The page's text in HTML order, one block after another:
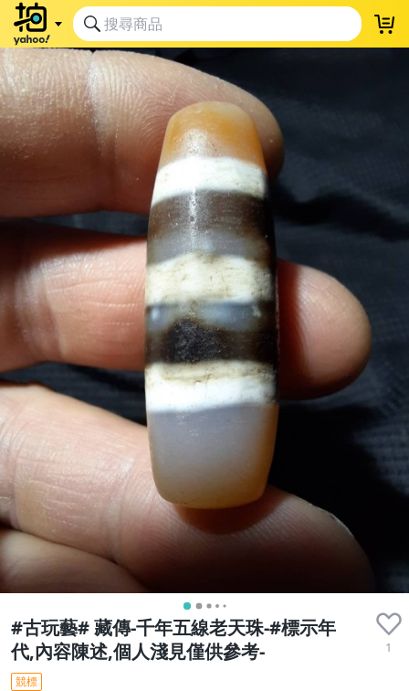
#古玩藝# 藏傳-千年五線老天珠-#標示年
代,內容陳述,個人淺見僅供參考-
1
競標